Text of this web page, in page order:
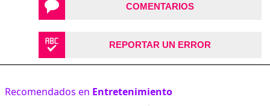
COMENTARIOS
REPORTAR UN ERROR
Recomendados en Entretenimiento